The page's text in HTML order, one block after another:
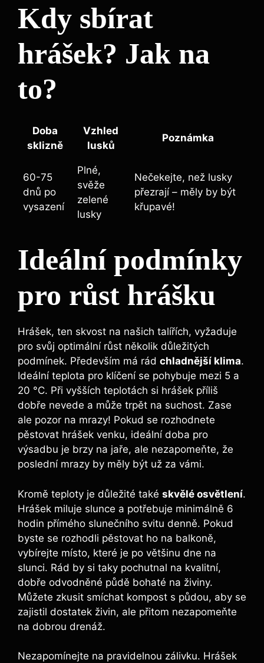
Kdy sbírat
hrášek? Jak na
to?
Doba
sklizně
Vzhled
lusků
Poznámka
60-75
dnů po
vysazení
Plné,
svěže
zelené
lusky
Nečekejte, než lusky
přezrají – měly by být
křupavé!
Ideální podmínky
pro růst hrášku
Hrášek, ten skvost na našich talířích, vyžaduje
pro svůj optimální růst několik důležitých
podmínek. Především má rád chladnější klima.
Ideální teplota pro klíčení se pohybuje mezi 5 a
20 °C. Při vyšších teplotách si hrášek příliš
dobře nevede a může trpět na suchost. Zase
ale pozor na mrazy! Pokud se rozhodnete
pěstovat hrášek venku, ideální doba pro
výsadbu je brzy na jaře, ale nezapomeňte, že
poslední mrazy by měly být už za vámi.
Kromě teploty je důležité také skvělé osvětlení.
Hrášek miluje slunce a potřebuje minimálně 6
hodin přímého slunečního svitu denně. Pokud
byste se rozhodli pěstovat ho na balkoně,
vybírejte místo, které je po většinu dne na
slunci. Rád by si taky pochutnal na kvalitní,
dobře odvodněné půdě bohaté na živiny.
Můžete zkusit smíchat kompost s půdou, aby se
zajistil dostatek živin, ale přitom nezapomeňte
na dobrou drenáž.
Nezapomínejte na pravidelnou zálivku. Hrášek